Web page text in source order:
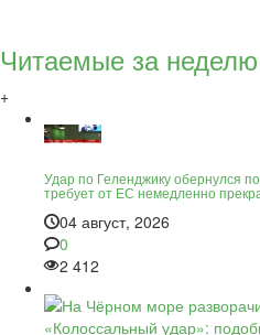
Читаемые за неделю
+
Удар по Геленджику обернулся
требует от ЕС немедленно
04 август, 2026
0
2 412